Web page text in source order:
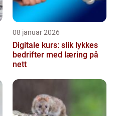
08 januar 2026
Digitale kurs: slik lykkes
bedrifter med læring på
nett